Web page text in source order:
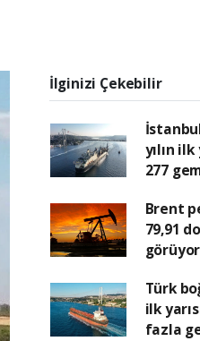
İlginizi Çekebilir
yılın
277
Brent
79,91
görüyor
Türk
ilk
fazla